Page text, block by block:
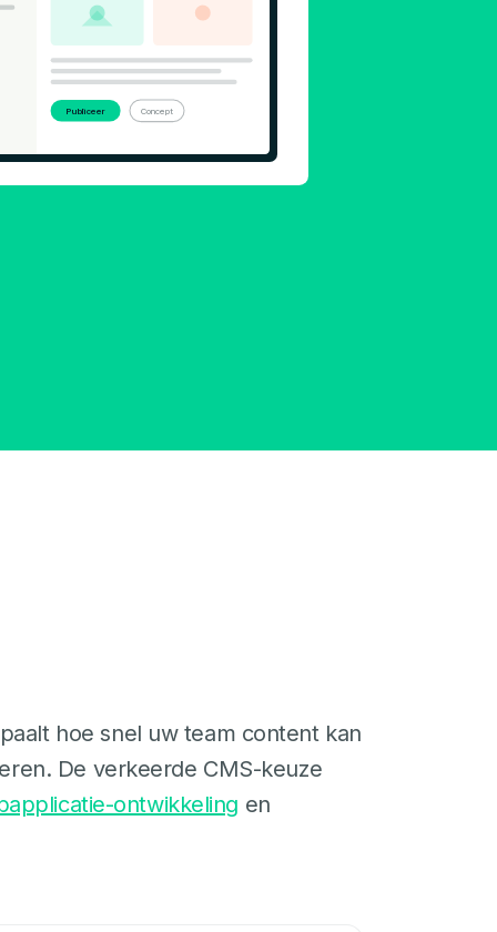
Publiceer Concept
hoe snel uw team content kan
De verkeerde CMS-keuze
ontwikkeling en